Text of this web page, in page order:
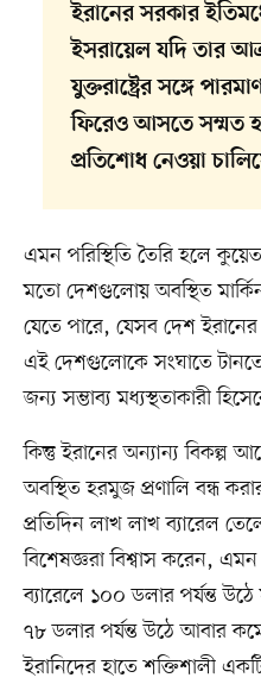
ইরানের সরকার
ইসরায়েল যদি তার
যুক্তরাষ্ট্রের সঙ্গে
ফিরেও আসতে সম্মত
প্রতিশোধ নেওয়া
এমন পরিস্থিতি তৈরি হলে
মতো দেশগুলোয় অবস্থিত
যেতে পারে, যেসব দেশ
এই দেশগুলোকে সংঘাতে
জন্য সম্ভাব্য মধ্যস্থতাকারী
কিন্তু ইরানের অন্যান্য বিকল্প
অবস্থিত হরমুজ প্রণালি বন্ধ
প্রতিদিন লাখ লাখ ব্যারেল
বিশেষজ্ঞরা বিশ্বাস করেন,
ব্যারেলে ১০০ ডলার পর্যন্ত উঠে
৭৮ ডলার পর্যন্ত উঠে আবার
ইরানিদের হাতে শক্তিশালী